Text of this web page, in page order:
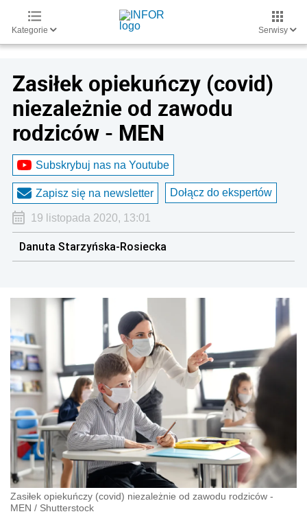
Kategorie Serwisy
Zasiłek opiekuńczy (covid)
niezależnie od zawodu
rodziców - MEN
Subskrybuj nas na Youtube
Zapisz się na newsletter Dołącz do ekspertów
19 listopada 2020, 13:01
Danuta Starzyńska-Rosiecka
Zasiłek opiekuńczy (covid) niezależnie od zawodu rodziców -
MEN / Shutterstock